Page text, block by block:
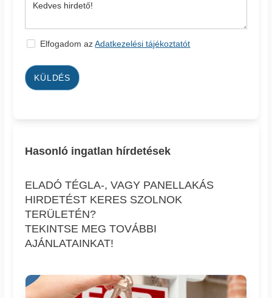
Elfogadom azAdatkezelési tájékoztatót
KÜLDÉS
Hasonló ingatlan hírdetések
ELADÓ TÉGLA-, VAGY PANELLAKÁS
HIRDETÉST KERES SZOLNOK
TERÜLETÉN?
TEKINTSE MEG TOVÁBBI
AJÁNLATAINKAT!